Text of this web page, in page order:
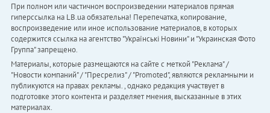
При полном или частичном воспроизведении материалов прямая
гиперссылка на LB.ua обязательна! Перепечатка, копирование,
воспроизведение или иное использование материалов, в которых
содержится ссылка на агентство "Українськi Новини" и "Украинская Фото
Группа" запрещено.
Материалы, которые размещаются на сайте с меткой "Реклама" /
"Новости компаний" / "Пресрелиз" / "Promoted", являются рекламными и
публикуются на правах рекламы. , однако редакция участвует в
подготовке этого контента и разделяет мнения, высказанные в этих
материалах.